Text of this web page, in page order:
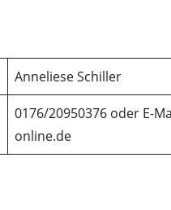
Anneliese Schiller
0176/20950376 oder E-
online.de